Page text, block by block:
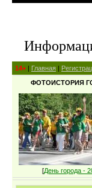
14+ | Главная |
ФОТОИСТОРИЯ
[День города -